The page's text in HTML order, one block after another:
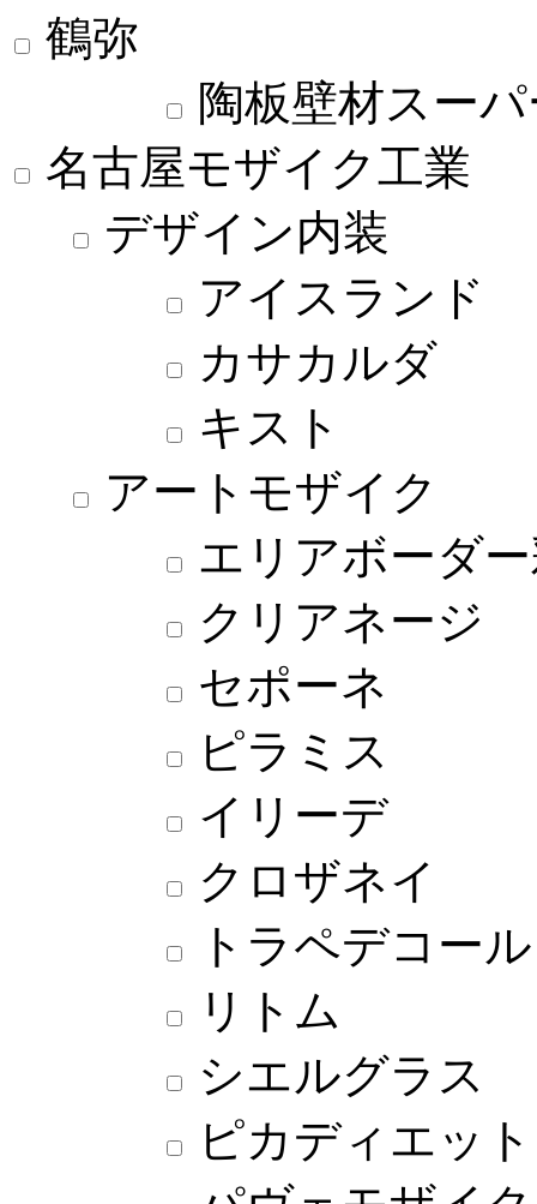
鶴弥
陶板壁材スー
名古屋モザイク工業
デザイン内装
アイスランド
カサカルダ
キスト
アートモザイク
エリアボーダ
クリアネージ
セポーネ
ピラミス
イリーデ
クロザネイ
トラペデコール
リトム
シエルグラス
ピカディエッ